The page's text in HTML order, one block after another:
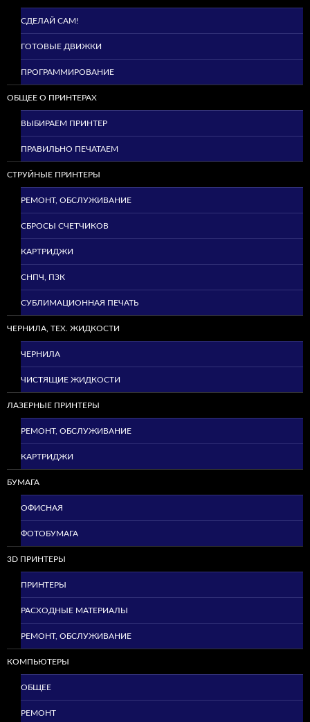
СДЕЛАЙ САМ!
ГОТОВЫЕ ДВИЖКИ
ПРОГРАММИРОВАНИЕ
ОБЩЕЕ О ПРИНТЕРАХ
ВЫБИРАЕМ ПРИНТЕР
ПРАВИЛЬНО ПЕЧАТАЕМ
СТРУЙНЫЕ ПРИНТЕРЫ
РЕМОНТ, ОБСЛУЖИВАНИЕ
СБРОСЫ СЧЕТЧИКОВ
КАРТРИДЖИ
СНПЧ, ПЗК
СУБЛИМАЦИОННАЯ ПЕЧАТЬ
ЧЕРНИЛА, ТЕХ. ЖИДКОСТИ
ЧЕРНИЛА
ЧИСТЯЩИЕ ЖИДКОСТИ
ЛАЗЕРНЫЕ ПРИНТЕРЫ
РЕМОНТ, ОБСЛУЖИВАНИЕ
КАРТРИДЖИ
БУМАГА
ОФИСНАЯ
ФОТОБУМАГА
3D ПРИНТЕРЫ
ПРИНТЕРЫ
РАСХОДНЫЕ МАТЕРИАЛЫ
РЕМОНТ, ОБСЛУЖИВАНИЕ
КОМПЬЮТЕРЫ
ОБЩЕЕ
РЕМОНТ